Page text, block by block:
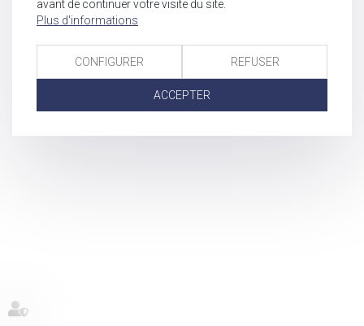
avant de continuer votre visite du site.
Plus d'informations
CONFIGURER REFUSER
ACCEPTER